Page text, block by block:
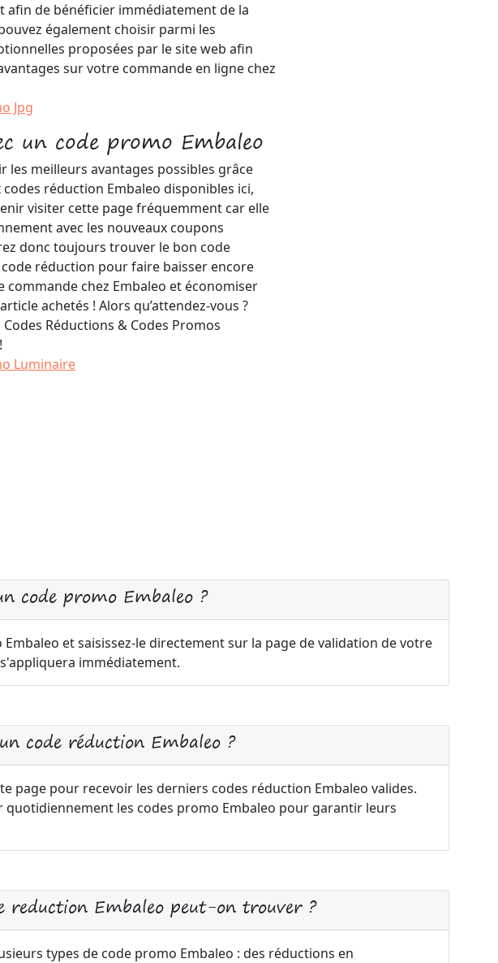
afin de bénéficier immédiatement de la
également choisir parmi les
proposées par le site web afin
sur votre commande en ligne chez
Jpg
un code promo Embaleo
les meilleurs avantages possibles grâce
codes réduction Embaleo disponibles ici,
visiter cette page fréquemment car elle
avec les nouveaux coupons
donc toujours trouver le bon code
réduction pour faire baisser encore
commande chez Embaleo et économiser
achetés ! Alors qu’attendez-vous ?
Réductions & Codes Promos
Luminaire
code promo Embaleo ?
et saisissez-le directement sur la page de validation de votre
immédiatement.
code réduction Embaleo ?
page pour recevoir les derniers codes réduction Embaleo valides.
quotidiennement les codes promo Embaleo pour garantir leurs
reduction Embaleo peut-on trouver ?
types de code promo Embaleo : des réductions en